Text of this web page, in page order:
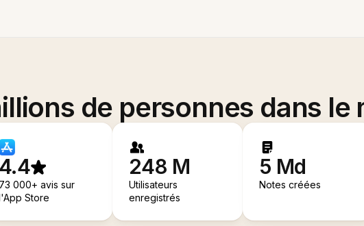
de personnes dans le
4.4
73 000+ avis sur
Store
248 M
Utilisateurs
enregistrés
5 Md
Notes créées